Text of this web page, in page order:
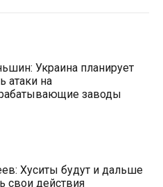
Украина планирует
атаки на
заводы
Хуситы будут и дальше
свои действия